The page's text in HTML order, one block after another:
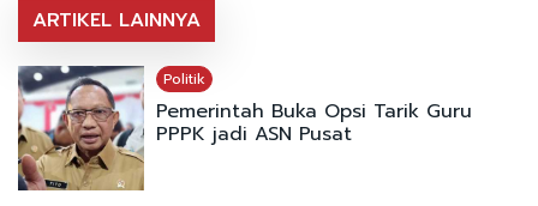
ARTIKEL LAINNYA
Politik
Pemerintah Buka Opsi Tarik Guru
PPPK jadi ASN Pusat